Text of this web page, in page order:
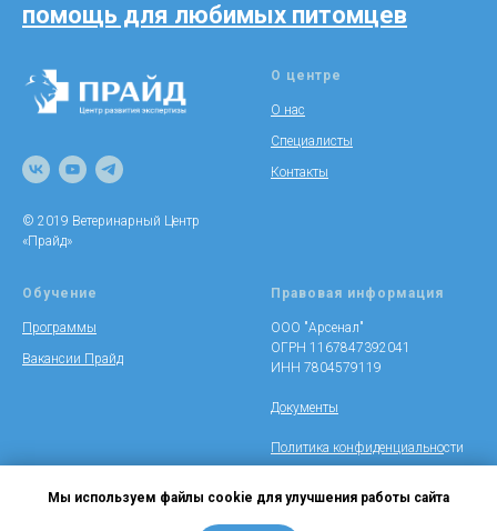
Мы используем файлы cookie для улучшения работы сайта
помощь для любимых питомцев
© 2019 Ветеринарный Центр
«Прайд»
О центре
О нас
Специалисты
Контакты
Обучение
Программы
Вакансии Прайд
Правовая информация
ООО "Арсенал"
ОГРН 1167847392041
ИНН 7804579119
Документы
Политика конфиденциальности